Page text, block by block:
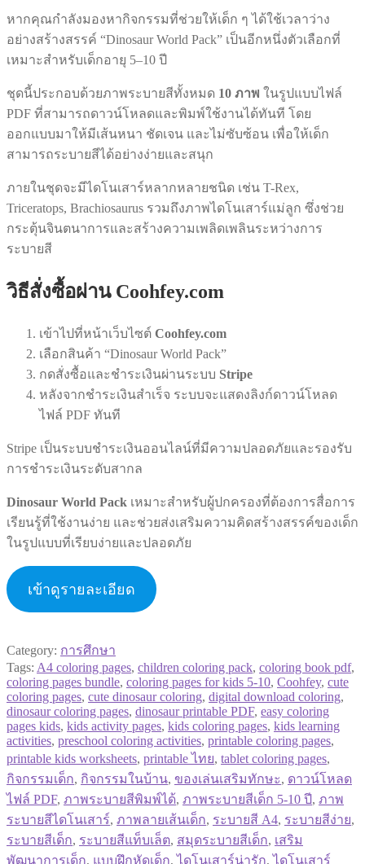
หากคุณกำลังมองหากิจกรรมที่ช่วยให้เด็ก ๆ ได้ใช้เวลาว่าง
อย่างสร้างสรรค์ “Dinosaur World Pack” เป็นอีกหนึ่งตัวเลือกที่
เหมาะสำหรับเด็กอายุ 5–10 ปี
ชุดนี้ประกอบด้วยภาพระบายสีทั้งหมด 10 ภาพ ในรูปแบบไฟล์
PDF ที่สามารถดาวน์โหลดและพิมพ์ใช้งานได้ทันที โดย
ออกแบบมาให้มีเส้นหนา ชัดเจน และไม่ซับซ้อน เพื่อให้เด็ก
สามารถระบายสีได้อย่างง่ายและสนุก
ภายในชุดจะมีไดโนเสาร์หลากหลายชนิด เช่น T-Rex,
Triceratops, Brachiosaurus รวมถึงภาพไดโนเสาร์แม่ลูก ซึ่งช่วย
กระตุ้นจินตนาการและสร้างความเพลิดเพลินระหว่างการ
ระบายสี
วิธีสั่งซื้อผ่าน Coohfey.com
เข้าไปที่หน้าเว็บไซต์ Coohfey.com
เลือกสินค้า “Dinosaur World Pack”
กดสั่งซื้อและชำระเงินผ่านระบบ Stripe
หลังจากชำระเงินสำเร็จ ระบบจะแสดงลิงก์ดาวน์โหลด
ไฟล์ PDF ทันที
Stripe เป็นระบบชำระเงินออนไลน์ที่มีความปลอดภัยและรองรับ
การชำระเงินระดับสากล
Dinosaur World Pack เหมาะสำหรับผู้ปกครองที่ต้องการสื่อการ
เรียนรู้ที่ใช้งานง่าย และช่วยส่งเสริมความคิดสร้างสรรค์ของเด็ก
ในรูปแบบที่เรียบง่ายและปลอดภัย
เข้าดูรายละเอียด
Category: การศึกษา
Tags: A4 coloring pages, children coloring pack, coloring book pdf,
coloring pages bundle, coloring pages for kids 5-10, Coohfey, cute
coloring pages, cute dinosaur coloring, digital download coloring,
dinosaur coloring pages, dinosaur printable PDF, easy coloring
pages kids, kids activity pages, kids coloring pages, kids learning
activities, preschool coloring activities, printable coloring pages,
printable kids worksheets, printable ไทย, tablet coloring pages,
กิจกรรมเด็ก, กิจกรรมในบ้าน, ของเล่นเสริมทักษะ, ดาวน์โหลด
ไฟล์ PDF, ภาพระบายสีพิมพ์ได้, ภาพระบายสีเด็ก 5-10 ปี, ภาพ
ระบายสีไดโนเสาร์, ภาพลายเส้นเด็ก, ระบายสี A4, ระบายสีง่าย,
ระบายสีเด็ก, ระบายสีแท็บเล็ต, สมุดระบายสีเด็ก, เสริม
พัฒนาการเด็ก, แบบฝึกหัดเด็ก,ไดโนเสาร์น่ารัก,ไดโนเสาร์